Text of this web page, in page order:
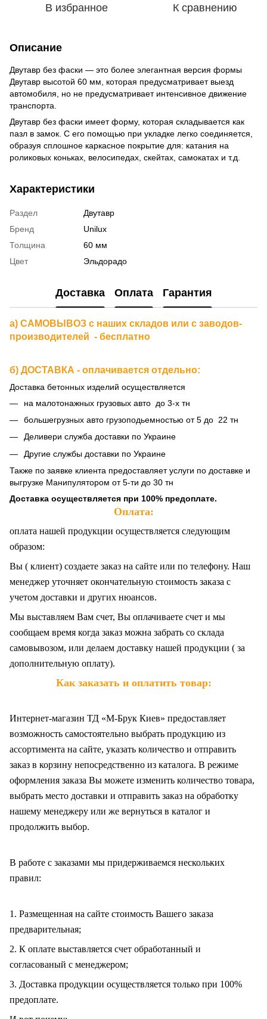
В избранное К сравнению
Описание
Двутавр без фаски — это более элегантная версия формы
Двутавр высотой 60 мм, которая предусматривает выезд
автомобиля, но не предусматривает интенсивное движение
транспорта.
Двутавр без фаски имеет форму, которая складывается как
пазл в замок. С его помощью при укладке легко соединяется,
образуя сплошное каркасное покрытие для: катания на
роликовых коньках, велосипедах, скейтах, самокатах и т.д.
Характеристики
Раздел
Двутавр
Бренд
Unilux
Толщина
60 мм
Цвет
Эльдорадо
Доставка Оплата Гарантия
а) САМОВЫВОЗ с наших складов или с заводов-
производителей - бесплатно
б) ДОСТАВКА - оплачивается отдельно:
Доставка бетонных изделий осуществляется
на малотонажных грузовых авто до 3-х тн
большегрузных авто грузоподьемностью от 5 до 22 тн
Деливери служба доставки по Украине
Другие службы доставки по Украине
Также по заявке клиента предоставляет услуги по доставке и
выгрузке Манипулятором от 5-ти до 30 тн
Доставка осуществляется при 100% предоплате.
Оплата:
оплата нашей продукции осуществляется следующим
образом:
Вы ( клиент) создаете заказ на сайте или по телефону. Наш
менеджер уточняет окончательную стоимость заказа с
учетом доставки и других нюансов.
Мы выставляем Вам счет, Вы оплачиваете счет и мы
сообщаем время когда заказ можна забрать со склада
самовывозом, или делаем доставку нашей продукции ( за
дополнительную оплату).
Как заказать и оплатить товар:
Интернет-магазин ТД «М-Брук Киев» предоставляет
возможность самостоятельно выбрать продукцию из
ассортимента на сайте, указать количество и отправить
заказ в корзину непосредственно из каталога. В режиме
оформления заказа Вы можете изменить количество товара,
выбрать место доставки и отправить заказ на обработку
нашему менеджеру или же вернуться в каталог и
продолжить выбор.
В работе с заказами мы придерживаемся нескольких
правил:
1. Размещенная на сайте стоимость Вашего заказа
предварительная;
2. К оплате выставляется счет обработанный и
согласованый с менеджером;
3. Доставка продукции осуществляется только при 100%
предоплате.